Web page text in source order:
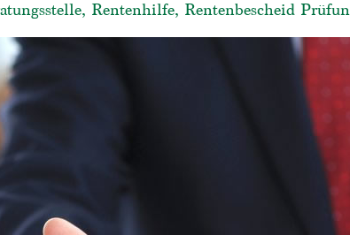
Rentenhilfe, Rentenbescheid